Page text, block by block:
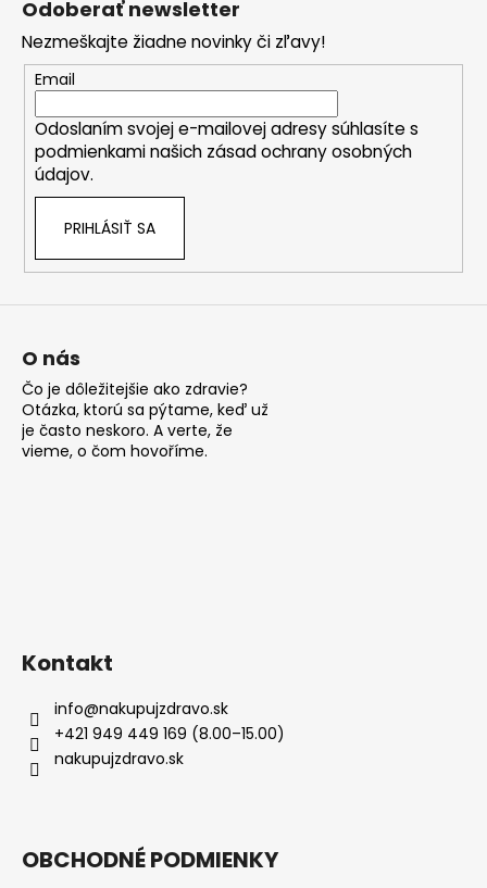
Odoberať newsletter
Nezmeškajte žiadne novinky či zľavy!
Email
Odoslaním svojej e-mailovej adresy súhlasíte s
podmienkami našich zásad ochrany osobných
údajov.
PRIHLÁSIŤ SA
O nás
Čo je dôležitejšie ako zdravie?
Otázka, ktorú sa pýtame, keď už
je často neskoro. A verte, že
vieme, o čom hovoříme.
Kontakt
info@nakupujzdravo.sk
+421 949 449 169 (8.00–15.00)
nakupujzdravo.sk
OBCHODNÉ PODMIENKY